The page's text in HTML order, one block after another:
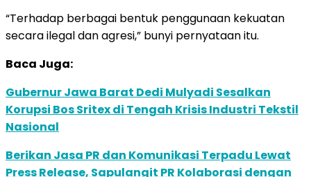
“Terhadap berbagai bentuk penggunaan kekuatan
secara ilegal dan agresi,” bunyi pernyataan itu.
Baca Juga:
Gubernur Jawa Barat Dedi Mulyadi Sesalkan
Korupsi Bos Sritex di Tengah Krisis Industri Tekstil
Nasional
Berikan Jasa PR dan Komunikasi Terpadu Lewat
Press Release, Sapulangit PR Kolaborasi dengan